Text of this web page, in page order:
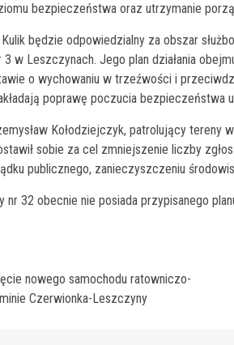
bezpieczeństwa oraz utrzymanie
będzie odpowiedzialny za obszar
w Leszczynach. Jego plan działania
o wychowaniu w trzeźwości i
poprawę poczucia bezpieczeństwa
Kołodziejczyk, patrolujący tereny
sobie za cel zmniejszenie liczby
publicznego, zanieczyszczeniu
nr 32 obecnie nie posiada przypisanego
nowego samochodu ratowniczo-
Czerwionka-Leszczyny